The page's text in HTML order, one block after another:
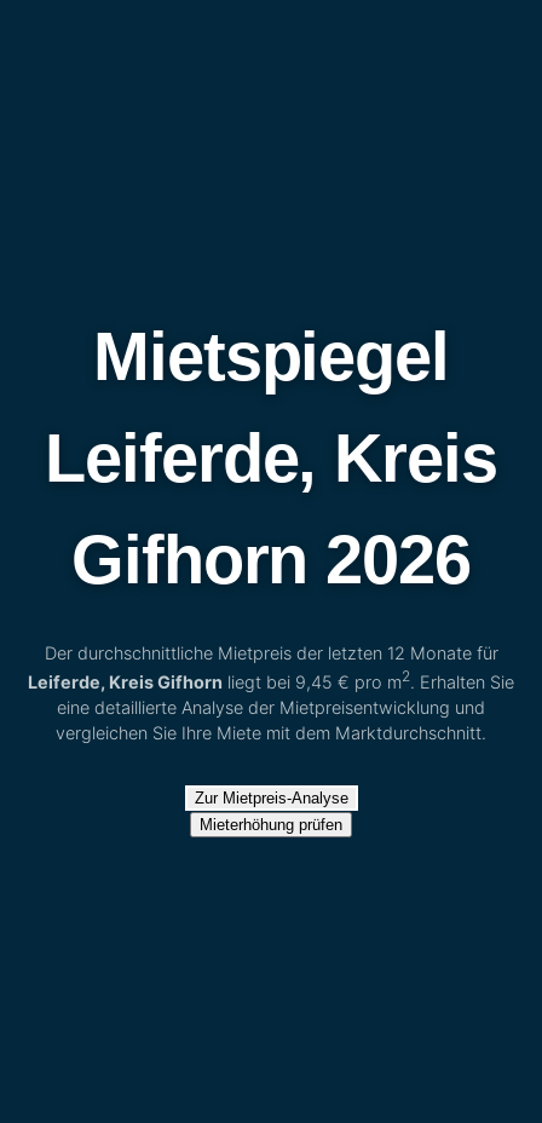
Mietspiegel
Leiferde, Kreis
Gifhorn 2026
Der durchschnittliche Mietpreis der letzten 12 Monate für
Leiferde, Kreis Gifhorn liegt bei 9,45 € pro m2. Erhalten Sie
eine detaillierte Analyse der Mietpreisentwicklung und
vergleichen Sie Ihre Miete mit dem Marktdurchschnitt.
Zur Mietpreis-Analyse
Mieterhöhung prüfen